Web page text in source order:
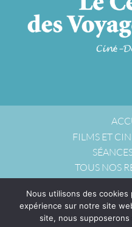
FILMS ET
TOUS NOS
NOUS
POLITIQUE DE
Nous utilisons des cookies
expérience sur notre site
site, nous